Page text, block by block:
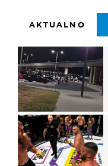
AKTUALNO